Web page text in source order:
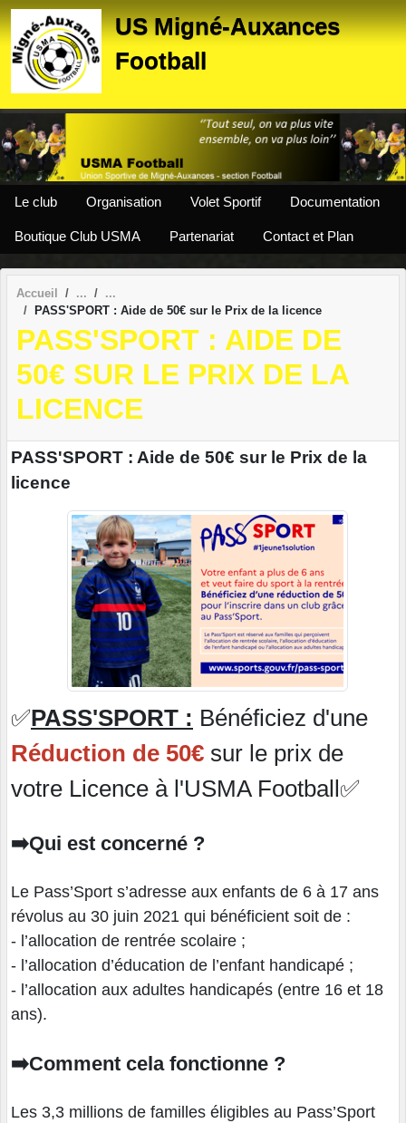
US Migné-Auxances
Football
Le club Organisation Volet Sportif Documentation
Boutique Club USMA Partenariat Contact et Plan
Accueil
PASS'SPORT : Aide de 50€ sur le Prix de la licence
PASS'SPORT : AIDE DE
50€ SUR LE PRIX DE LA
LICENCE
PASS'SPORT : Aide de 50€ sur le Prix de la
licence
✅PASS'SPORT : Bénéficiez d'une
Réduction de 50€ sur le prix de
votre Licence à l'USMA Football✅
➡️Qui est concerné ?
Le Pass’Sport s’adresse aux enfants de 6 à 17 ans
révolus au 30 juin 2021 qui bénéficient soit de :
- l’allocation de rentrée scolaire ;
- l’allocation d’éducation de l’enfant handicapé ;
- l’allocation aux adultes handicapés (entre 16 et 18
ans).
➡️Comment cela fonctionne ?
Les 3,3 millions de familles éligibles au Pass’Sport
Panneau de gestion des cookies